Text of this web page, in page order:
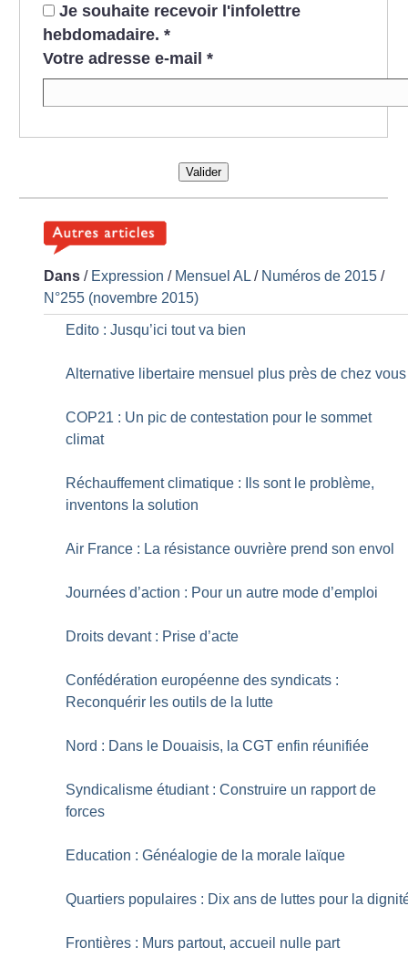
Je souhaite recevoir l'infolettre
hebdomadaire. *
Votre adresse e-mail *
Valider
Dans / Expression / Mensuel AL / Numéros de 2015 /
N°255 (novembre 2015)
Edito : Jusqu’ici tout va bien
Alternative libertaire mensuel plus près de chez vous
COP21 : Un pic de contestation pour le sommet
climat
Réchauffement climatique : Ils sont le problème,
inventons la solution
Air France : La résistance ouvrière prend son envol
Journées d’action : Pour un autre mode d’emploi
Droits devant : Prise d’acte
Confédération européenne des syndicats :
Reconquérir les outils de la lutte
Nord : Dans le Douaisis, la CGT enfin réunifiée
Syndicalisme étudiant : Construire un rapport de
forces
Education : Généalogie de la morale laïque
Quartiers populaires : Dix ans de luttes pour la
Frontières : Murs partout, accueil nulle part